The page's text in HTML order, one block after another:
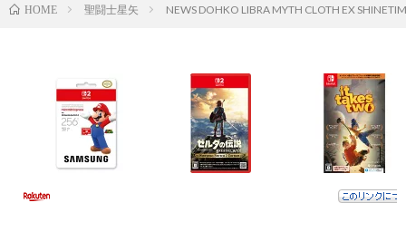
HOME 聖闘士星矢 NEWS DOHKO LIBRA MYTH CLOTH EX